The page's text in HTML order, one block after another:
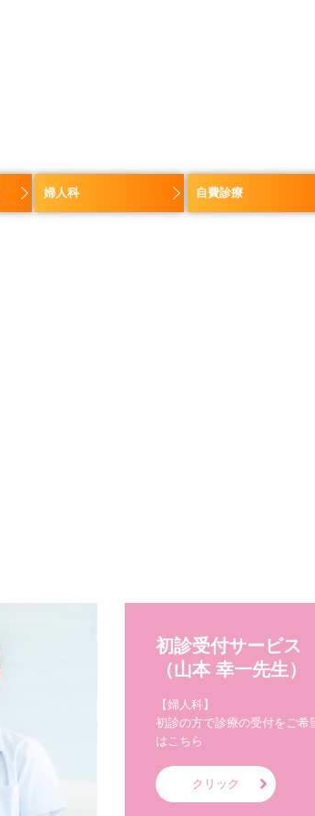
婦人科 自費診療
初診受付サービス
（山本 幸一先生）
【婦人科】
初診の方で診療の受付をご希
はこちら
クリック